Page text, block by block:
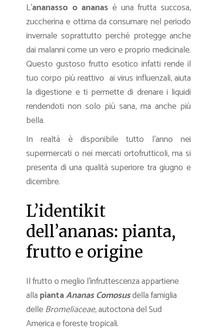
L’ananasso o ananas è una frutta succosa,
zuccherina e ottima da consumare nel periodo
invernale soprattutto perché protegge anche
dai malanni come un vero e proprio medicinale.
Questo gustoso frutto esotico infatti rende il
tuo corpo più reattivo ai virus influenzali, aiuta
la digestione e ti permette di drenare i liquidi
rendendoti non solo più sana, ma anche più
bella.
In realtà è disponibile tutto l’anno nei
supermercati o nei mercati ortofrutticoli, ma si
presenta di una qualità superiore tra giugno e
dicembre.
L’identikit
dell’ananas: pianta,
frutto e origine
Il frutto o meglio l’infruttescenza appartiene
alla piantaAnanas Comosusdella famiglia
delleBromeliaceae, autoctona del Sud
America e foreste tropicali.